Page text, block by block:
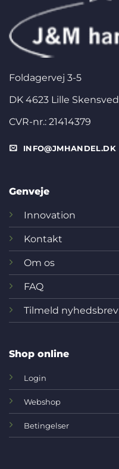
Foldagervej 3-5
DK 4623 Lille Skensved
CVR-nr.: 21414379
INFO@JMHANDEL.DK
Genveje
Innovation
Kontakt
Om os
FAQ
Tilmeld nyhedsbrev
Shop online
Login
Webshop
Betingelser